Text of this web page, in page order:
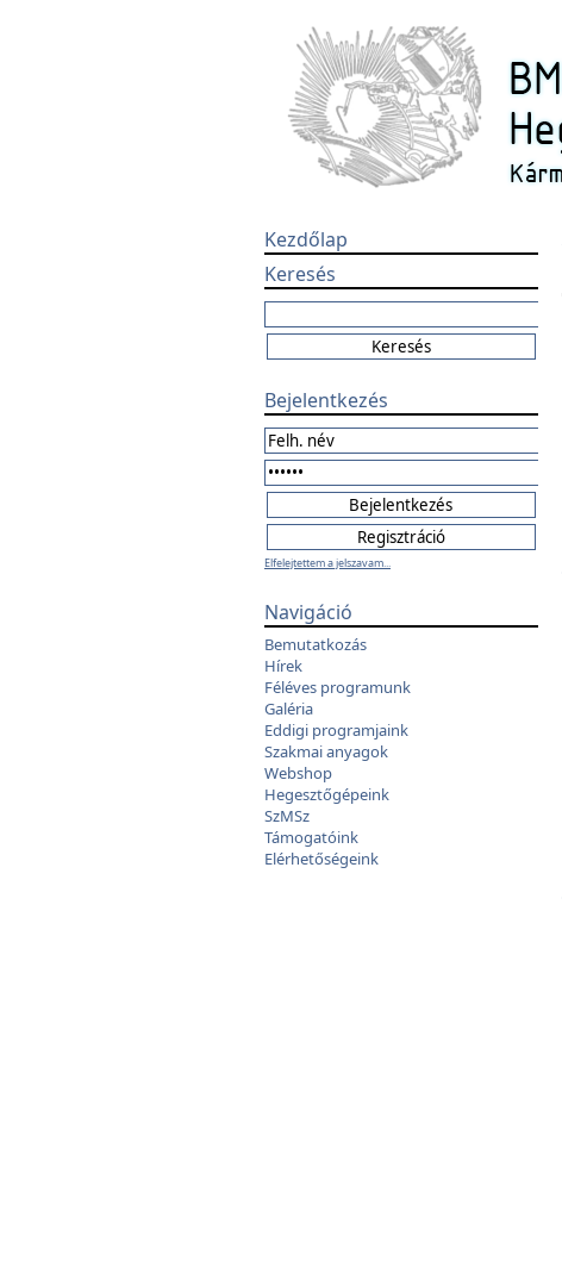
Kezdőlap
Keresés
Bejelentkezés
Elfelejtettem a jelszavam...
Navigáció
Bemutatkozás
Hírek
Féléves programunk
Galéria
Eddigi programjaink
Szakmai anyagok
Webshop
Hegesztőgépeink
SzMSz
Támogatóink
Elérhetőségeink